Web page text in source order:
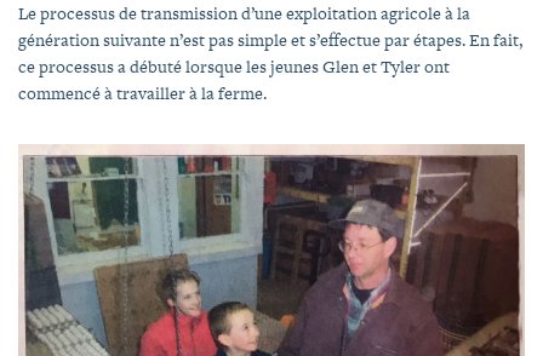
Le processus de transmission d’une exploitation agricole à la
génération suivante n’est pas simple et s’effectue par étapes. En fait,
ce processus a débuté lorsque les jeunes Glen et Tyler ont
commencé à travailler à la ferme.